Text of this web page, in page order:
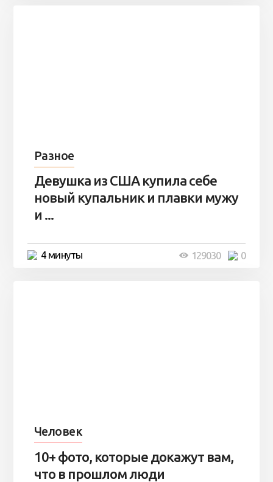
Разное
Девушка из США купила себе
новый купальник и плавки мужу
и ...
4 минуты 0
129030
Человек
10+ фото, которые докажут вам,
что в прошлом люди